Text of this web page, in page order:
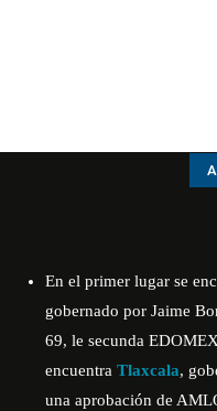
En el primer lugar se
gobernado por Jaime
69, le secunda
encuentra Tlaxcala,
una aprobación de